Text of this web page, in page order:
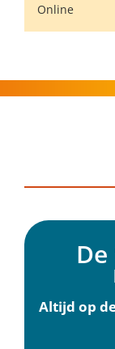
Online
Inwoners
Ervaringen
Over Samen
Nieuws
Altijd op